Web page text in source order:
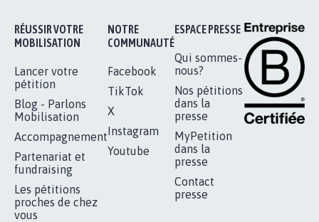
RÉUSSIR VOTRE
MOBILISATION
Lancer votre
pétition
Blog - Parlons
Mobilisation
Accompagnement
Partenariat et
fundraising
Les pétitions
proches de chez
vous
NOTRE
COMMUNAUTÉ
Facebook
TikTok
X
Instagram
Youtube
ESPACE PRESSE
Qui sommes-
nous?
Nos pétitions
dans la
presse
MyPetition
dans la
presse
Contact
presse